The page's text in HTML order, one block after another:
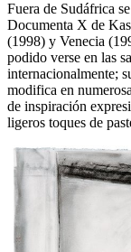
Fuera de Sudáfrica
Documenta X de
(1998) y Venecia
podido verse en las
internacionalmente;
modifica en
de inspiración
ligeros toques de